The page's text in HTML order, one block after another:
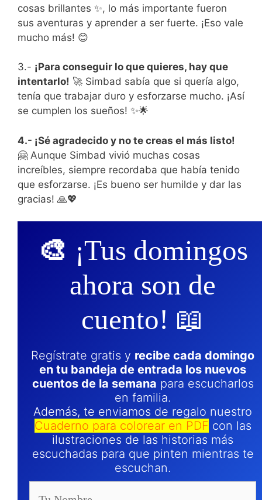
cosas brillantes ✨, lo más importante fueron
sus aventuras y aprender a ser fuerte. ¡Eso vale
mucho más! 😊
3.- ¡Para conseguir lo que quieres, hay que
intentarlo! 🚀 Simbad sabía que si quería algo,
tenía que trabajar duro y esforzarse mucho. ¡Así
se cumplen los sueños! ✨🌟
4.- ¡Sé agradecido y no te creas el más listo!
🤗 Aunque Simbad vivió muchas cosas
increíbles, siempre recordaba que había tenido
que esforzarse. ¡Es bueno ser humilde y dar las
gracias! 🙏💖
🎨 ¡Tus domingos
ahora son de
cuento! 📖
Regístrate gratis y recibe cada domingo
en tu bandeja de entrada los nuevos
cuentos de la semana para escucharlos
en familia.
Además, te enviamos de regalo nuestro
Cuaderno para colorear en PDF con las
ilustraciones de las historias más
escuchadas para que pinten mientras te
escuchan.